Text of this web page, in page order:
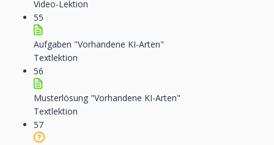
Video-Lektion
55
Aufgaben "Vorhandene KI-Arten"
Textlektion
56
Musterlösung "Vorhandene KI-Arten"
Textlektion
57